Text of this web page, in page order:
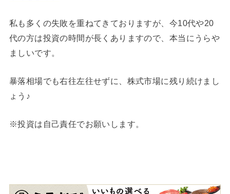
私も多くの失敗を重ねてきておりますが、今10代や20
代の方は投資の時間が長くありますので、本当にうらや
ましいです。
暴落相場でも右往左往せずに、株式市場に残り続けまし
ょう♪
※投資は自己責任でお願いします。